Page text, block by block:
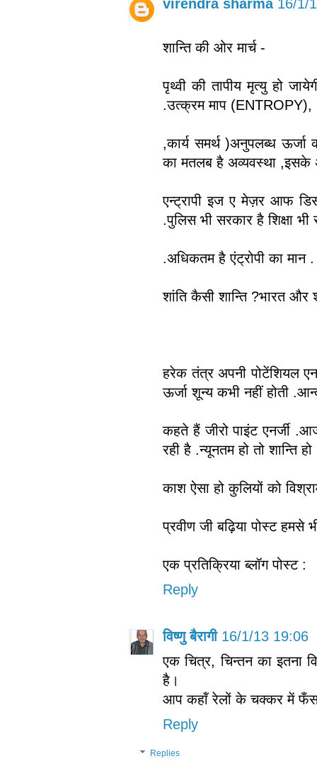
virendra sharma 16/1/
शान्ति की ओर मार्च -
पृथ्वी की तापीय मृत्यु हो
.उत्क्रम माप (ENTROPY),
,कार्य समर्थ )अनुपलब्ध
का मतलब है अव्यवस्था ,इसके
एन्ट्रापी इज ए मेज़र आफ
.पुलिस भी सरकार है शिक्षा भी
.अधिकतम है एंट्रोपी का मान .
शांति कैसी शान्ति ?भारत और
हरेक तंत्र अपनी पोटेंशियल
ऊर्जा शून्य कभी नहीं होती
कहते हैं जीरो पाइंट एनर्जी
रही है .न्यूनतम हो तो शान्ति
काश ऐसा हो कुलियों को
प्रवीण जी बढ़िया पोस्ट हमसे
एक प्रतिक्रिया ब्लॉग पोस्ट :
Reply
विष्णु बैरागी 16/1/13 19:06
एक चित्र, चिन्‍तन का इतना
है।
आप कहॉं रेलों के चक्‍कर में
Reply
Replies